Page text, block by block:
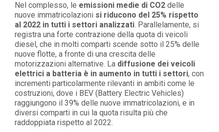
Nel complesso, le emissioni medie di CO2 delle
nuove immatricolazioni si riducono del 25% rispetto
al 2022 in tutti i settori analizzati. Parallelamente, si
registra una forte contrazione della quota di veicoli
diesel, che in molti comparti scende sotto il 25% delle
nuove flotte, a fronte di una crescita delle
motorizzazioni alternative. La diffusione dei veicoli
elettrici a batteria è in aumento in tutti i settori, con
incrementi particolarmente rilevanti in ambiti come le
costruzioni, dove i BEV (Battery Electric Vehicles)
raggiungono il 39% delle nuove immatricolazioni, e in
diversi comparti in cui la quota risulta più che
raddoppiata rispetto al 2022.